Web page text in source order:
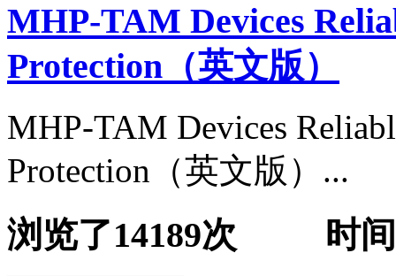
MHP-TAM Devices
Protection（英文版）
MHP-TAM Devices
Protection（英文版）...
浏览了14189次 时间